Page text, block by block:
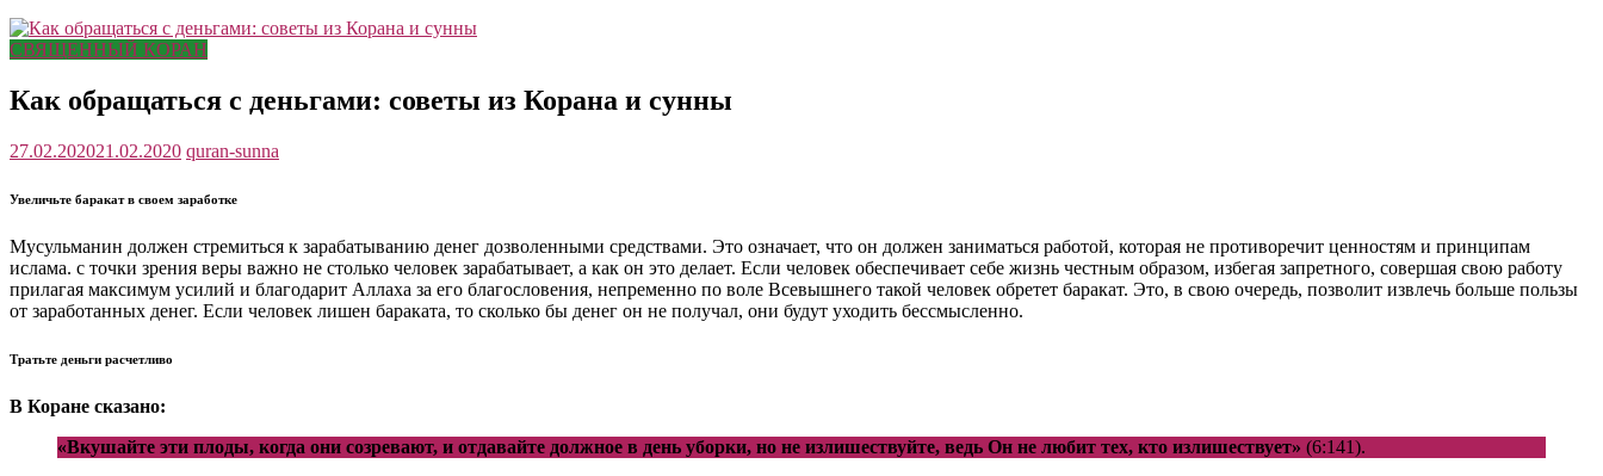
СВЯЩЕННЫЙ КОРАН
Как обращаться с деньгами: советы из Корана и сунны
27.02.202021.02.2020 quran-sunna
Увеличьте баракат в своем заработке
Мусульманин должен стремиться к зарабатыванию денег дозволенными средствами. Это означает, что он должен заниматься работой, которая не противоречит ценностям и принципам
ислама. с точки зрения веры важно не столько человек зарабатывает, а как он это делает. Если человек обеспечивает себе жизнь честным образом, избегая запретного, совершая свою работу
прилагая максимум усилий и благодарит Аллаха за его благословения, непременно по воле Всевышнего такой человек обретет баракат. Это, в свою очередь, позволит извлечь больше пользы
от заработанных денег. Если человек лишен бараката, то сколько бы денег он не получал, они будут уходить бессмысленно.
Тратьте деньги расчетливо
В Коране сказано:
«Вкушайте эти плоды, когда они созревают, и отдавайте должное в день уборки, но не излишествуйте, ведь Он не любит тех, кто излишествует» (6:141).